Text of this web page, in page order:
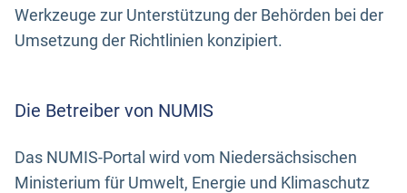
Werkzeuge zur Unterstützung der Behörden bei der
Umsetzung der Richtlinien konzipiert.
Die Betreiber von NUMIS
Das NUMIS-Portal wird vom Niedersächsischen
Ministerium für Umwelt, Energie und Klimaschutz